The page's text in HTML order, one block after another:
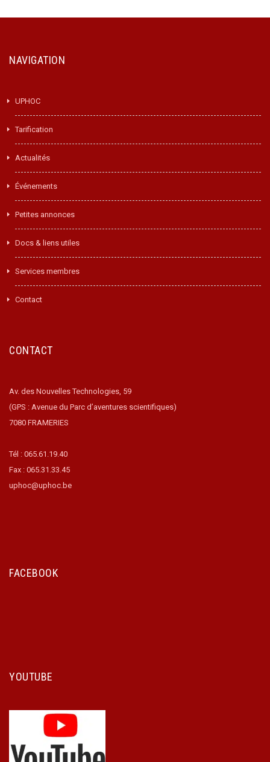
NAVIGATION
UPHOC
Tarification
Actualités
Événements
Petites annonces
Docs & liens utiles
Services membres
Contact
CONTACT
Av. des Nouvelles Technologies, 59
(GPS : Avenue du Parc d’aventures scientifiques)
7080 FRAMERIES
Tél : 065.61.19.40
Fax : 065.31.33.45
uphoc@uphoc.be
FACEBOOK
YOUTUBE